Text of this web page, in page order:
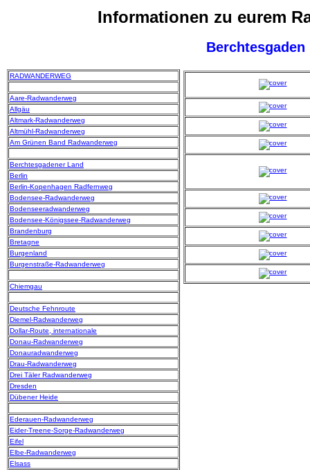
Informationen zu eurem
Berchtesgaden
RADWANDERWEG
Aare-Radwanderweg
Allgäu
Altmark-Radwanderweg
Altmühl-Radwanderweg
Am Grünen Band Radwanderweg
Berchtesgadener Land
Berlin
Berlin-Kopenhagen Radfernweg
Bodensee-Radwanderweg
Bodenseeradwanderweg
Bodensee-Königssee-Radwanderweg
Brandenburg
Bretagne
Burgenland
Burgenstraße-Radwanderweg
Chiemgau
Deutsche Fehnroute
Diemel-Radwanderweg
Dollar-Route, internationale
Donau-Radwanderweg
Donauradwanderweg
Drau-Radwanderweg
Drei Täler Radwanderweg
Dresden
Dübener Heide
Ederauen-Radwanderweg
Eider-Treene-Sorge-Radwanderweg
Eifel
Elbe-Radwanderweg
Elsass